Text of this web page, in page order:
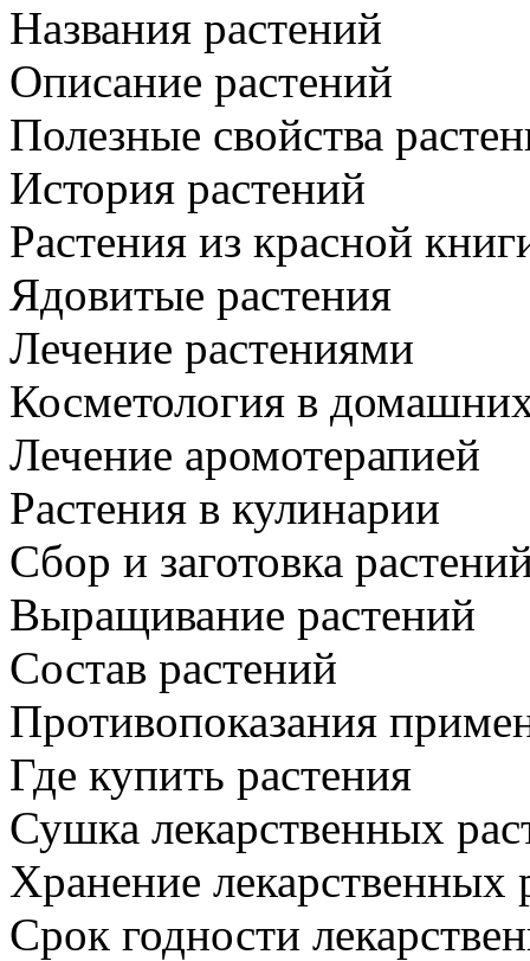
Названия растений
Описание растений
Полезные свойства
История растений
Растения из красной
Ядовитые растения
Лечение растениями
Косметология в
Лечение аромотерапией
Растения в кулинарии
Сбор и заготовка
Выращивание растений
Состав растений
Противопоказания
Где купить растения
Сушка лекарственных
Хранение лекарственных
Срок годности